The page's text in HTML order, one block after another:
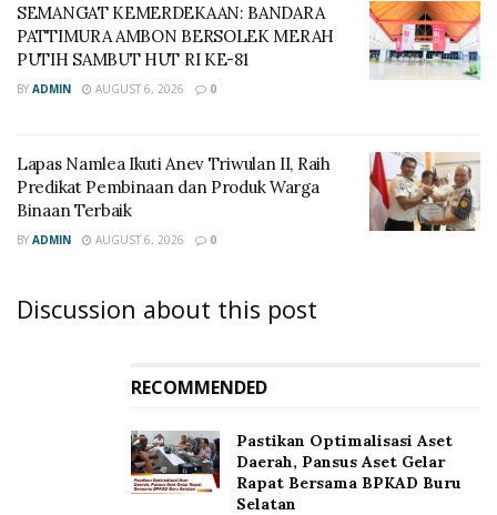
SEMANGAT KEMERDEKAAN: BANDARA
PATTIMURA AMBON BERSOLEK MERAH
PUTIH SAMBUT HUT RI KE-81
BY ADMIN AUGUST 6, 2026 0
Lapas Namlea Ikuti Anev Triwulan II, Raih
Predikat Pembinaan dan Produk Warga
Binaan Terbaik
BY ADMIN AUGUST 6, 2026 0
Discussion about this post
RECOMMENDED
Pastikan Optimalisasi Aset
Daerah, Pansus Aset Gelar
Rapat Bersama BPKAD Buru
Selatan